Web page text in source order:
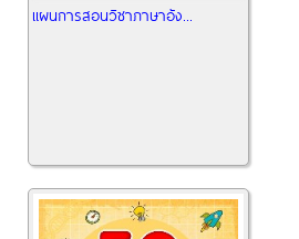
แผนการสอนวิชาภาษาอัง...